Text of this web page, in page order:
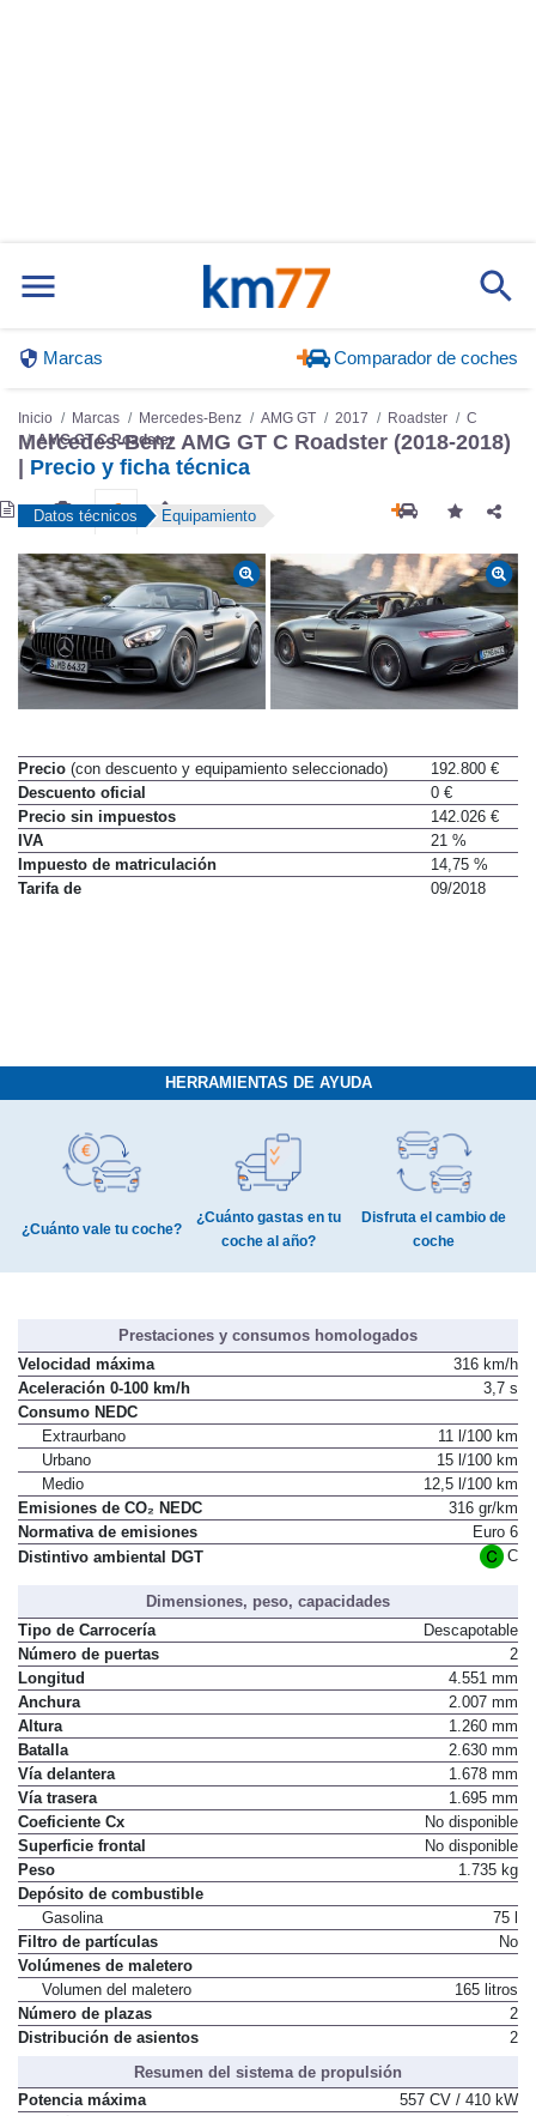
Marcas Comparador de coches
Inicio Marcas Mercedes-Benz AMG GT 2017 Roadster
C
AMG GT C Roadster
Mercedes-Benz AMG GT C Roadster (2018-2018)
Precio y ficha técnica
Datos técnicos Equipamiento
Precio (con descuento y equipamiento seleccionado)
192.800 €
Descuento oficial
0 €
Precio sin impuestos
142.026 €
IVA
21 %
Impuesto de matriculación
14,75 %
Tarifa de
09/2018
HERRAMIENTAS DE AYUDA
¿Cuánto vale tu coche?
¿Cuánto gastas en tu
coche al año?
Disfruta el cambio de
coche
Prestaciones y consumos homologados
Velocidad máxima
316 km/h
Aceleración 0-100 km/h
3,7 s
Consumo NEDC
Extraurbano
11 l/100 km
Urbano
15 l/100 km
Medio
12,5 l/100 km
Emisiones de CO₂ NEDC
316 gr/km
Normativa de emisiones
Euro 6
Distintivo ambiental DGT
C
Dimensiones, peso, capacidades
Tipo de Carrocería
Descapotable
Número de puertas
2
Longitud
4.551 mm
Anchura
2.007 mm
Altura
1.260 mm
Batalla
2.630 mm
Vía delantera
1.678 mm
Vía trasera
1.695 mm
Coeficiente Cx
No disponible
Superficie frontal
No disponible
Peso
1.735 kg
Depósito de combustible
Gasolina
75 l
Filtro de partículas
No
Volúmenes de maletero
Volumen del maletero
165 litros
Número de plazas
2
Distribución de asientos
2
Resumen del sistema de propulsión
Potencia máxima
557 CV / 410 kW